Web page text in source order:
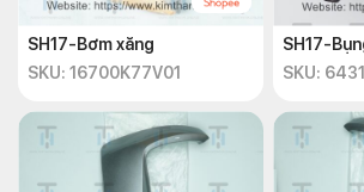
SH17-Bơm xăng
SKU: 16700K77V01
SH17-
SKU: